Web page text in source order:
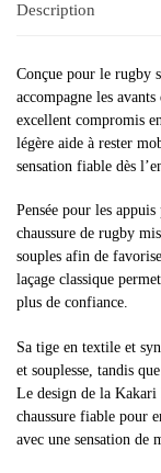
Description
Conçue pour le rugby
accompagne les
excellent compromis
légère aide à rester
sensation fiable dès
Pensée pour les
chaussure de rugby
souples afin de
laçage classique
plus de confiance.
Sa tige en textile et
et souplesse, tandis
Le design de la Kakari
chaussure fiable pour
avec une sensation de